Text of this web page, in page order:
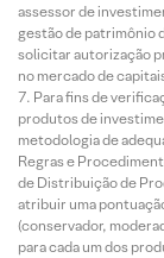
assessor de
gestão de patrimônio
solicitar autorização
no mercado de
Para fins de
produtos de
metodologia de
Regras e
de Distribuição de
atribuir uma
(conservador,
para cada um dos